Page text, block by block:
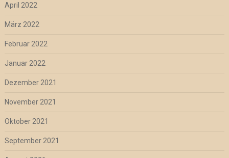
April 2022
März 2022
Februar 2022
Januar 2022
Dezember 2021
November 2021
Oktober 2021
September 2021